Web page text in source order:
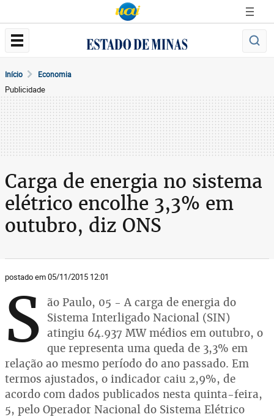
Início Economia
Publicidade
Carga de energia no sistema
elétrico encolhe 3,3% em
outubro, diz ONS
postado em 05/11/2015 12:01
S ão Paulo, 05 - A carga de energia do
Sistema Interligado Nacional (SIN)
atingiu 64.937 MW médios em outubro, o
que representa uma queda de 3,3% em
relação ao mesmo período do ano passado. Em
termos ajustados, o indicador caiu 2,9%, de
acordo com dados publicados nesta quinta-feira,
5, pelo Operador Nacional do Sistema Elétrico